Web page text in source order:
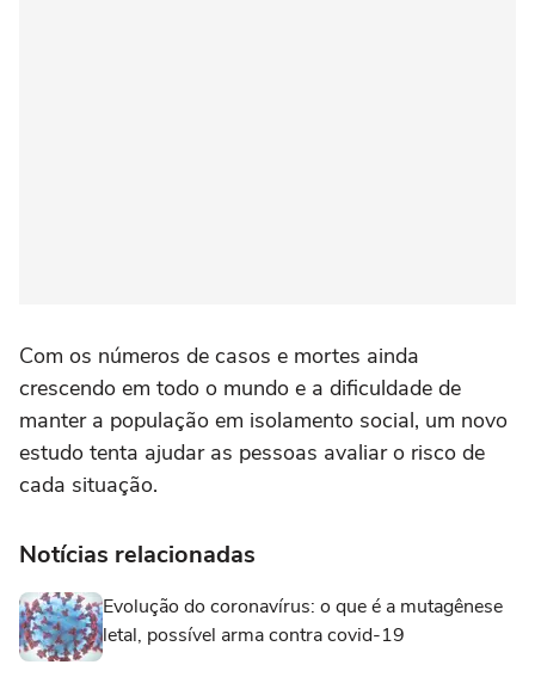
Com os números de casos e mortes ainda
crescendo em todo o mundo e a dificuldade de
manter a população em isolamento social, um novo
estudo tenta ajudar as pessoas avaliar o risco de
cada situação.
Notícias relacionadas
Evolução do coronavírus: o que é a mutagênese
letal, possível arma contra covid-19